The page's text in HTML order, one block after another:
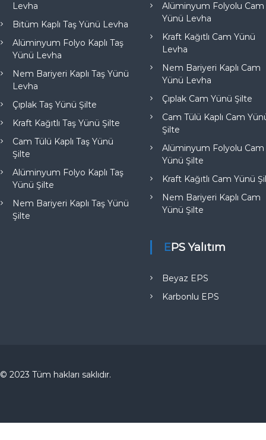
Levha
Bitüm Kaplı Taş Yünü Levha
Alüminyum Folyo Kaplı Taş
Yünü Levha
Nem Bariyeri Kaplı Taş Yünü
Levha
Çıplak Taş Yünü Şilte
Kraft Kağıtlı Taş Yünü Şilte
Cam Tülü Kaplı Taş Yünü
Şilte
Alüminyum Folyo Kaplı Taş
Yünü Şilte
Nem Bariyeri Kaplı Taş Yünü
Şilte
Alüminyum Folyolu Cam
Yünü Levha
Kraft Kağıtlı Cam Yünü
Levha
Nem Bariyeri Kaplı Cam
Yünü Levha
Çıplak Cam Yünü Şilte
Cam Tülü Kaplı Cam
Şilte
Alüminyum Folyolu Cam
Yünü Şilte
Kraft Kağıtlı Cam Yünü
Nem Bariyeri Kaplı Cam
Yünü Şilte
EPS Yalıtım
Beyaz EPS
Karbonlu EPS
© 2023 Tüm hakları saklıdır.